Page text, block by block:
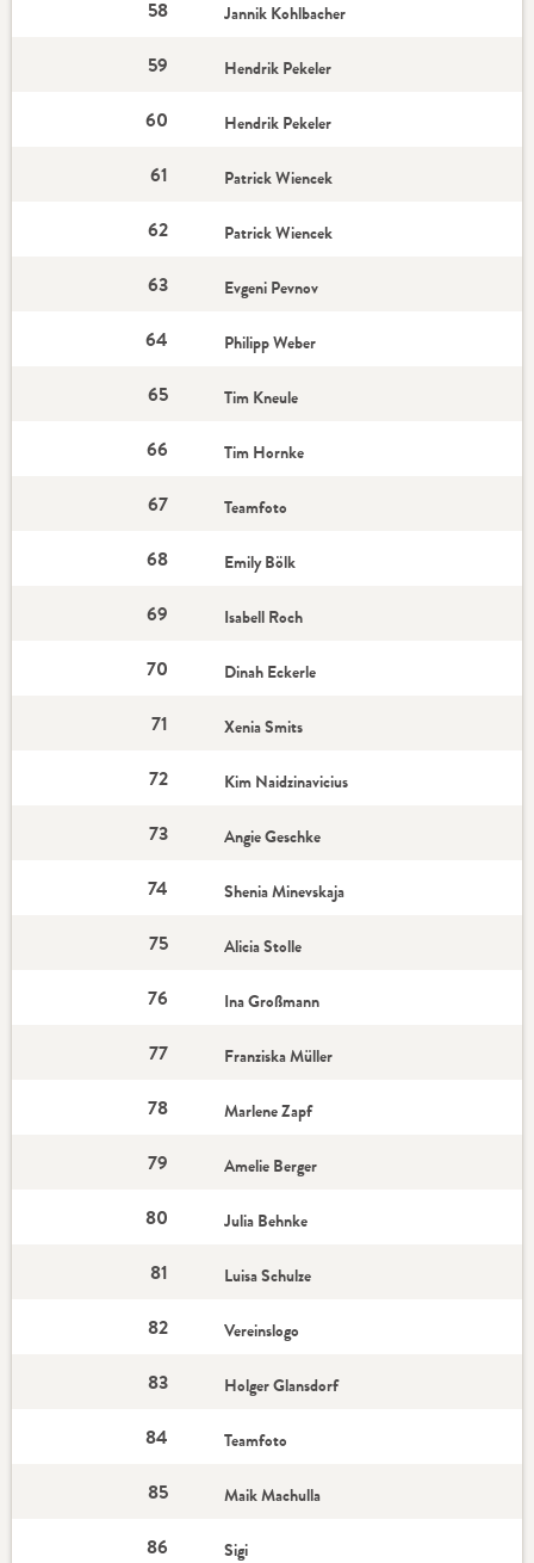
58 Jannik Kohlbacher
59 Hendrik Pekeler
60 Hendrik Pekeler
61 Patrick Wiencek
62 Patrick Wiencek
63 Evgeni Pevnov
64 Philipp Weber
65 Tim Kneule
66 Tim Hornke
67 Teamfoto
68 Emily Bölk
69 Isabell Roch
70 Dinah Eckerle
71 Xenia Smits
72 Kim Naidzinavicius
73 Angie Geschke
74 Shenia Minevskaja
75 Alicia Stolle
76 Ina Großmann
77 Franziska Müller
78 Marlene Zapf
79 Amelie Berger
80 Julia Behnke
81 Luisa Schulze
82 Vereinslogo
83 Holger Glansdorf
84 Teamfoto
85 Maik Machulla
86 Sigi